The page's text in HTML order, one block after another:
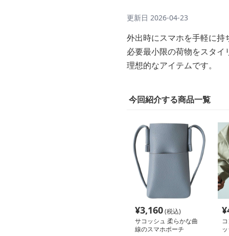
更新日 2026-04-23
外出時にスマホを手軽に
必要最小限の荷物をスタ
理想的なアイテムです。
今回紹介する商品一覧
¥3,160(税込)
サコッシュ 柔らかな曲
線のスマホポーチ
¥